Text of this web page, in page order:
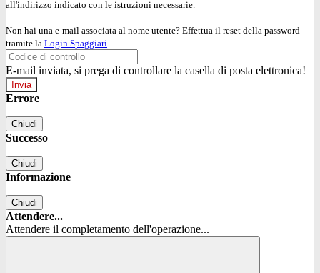
all'indirizzo indicato con le istruzioni necessarie.
Non hai una e-mail associata al nome utente? Effettua il reset della password
tramite la Login Spaggiari
E-mail inviata, si prega di controllare la casella di posta elettronica!
Errore
Chiudi
Successo
Chiudi
Informazione
Chiudi
Attendere...
Attendere il completamento dell'operazione...